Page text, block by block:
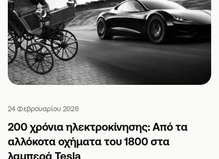
24 Φεβρουαρίου 2026
200 χρόνια ηλεκτροκίνησης: Από τα
αλλόκοτα οχήματα του 1800 στα
λαμπερά Tesla